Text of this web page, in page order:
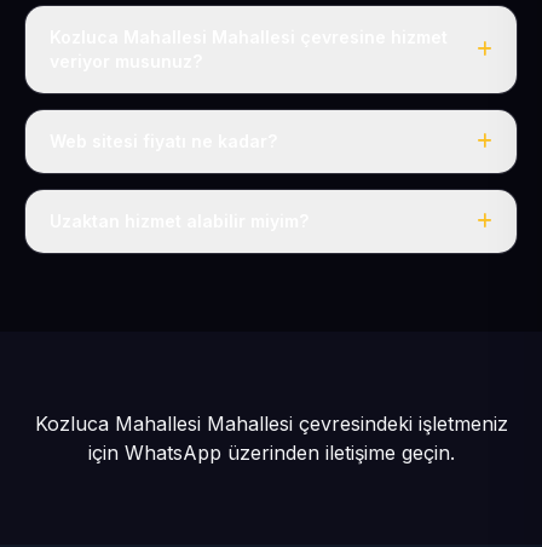
Evet, Kozluca Mahallesi dahil tüm Develi ve Develi
Tek fiyat: yılda 50 USD + KDV, her şey dahil.
Kozluca Mahallesi Mahallesi çevresindeki işletmeniz
için WhatsApp üzerinden iletişime geçin.